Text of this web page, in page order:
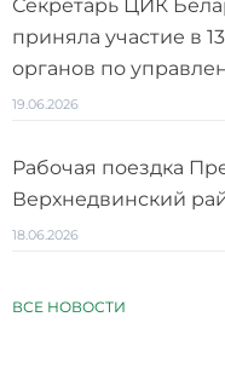
Секретарь ЦИК
приняла участие в
органов по
19.06.2026
Рабочая поездка
Верхнедвинский
18.06.2026
ВСЕ НОВОСТИ